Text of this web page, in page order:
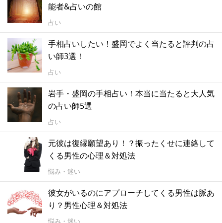
能者&占いの館
占い
手相占いしたい！盛岡でよく当たると評判の占
い師3選！
占い
岩手・盛岡の手相占い！本当に当たると大人気
の占い師5選
占い
元彼は復縁願望あり！？振ったくせに連絡して
くる男性の心理＆対処法
悩み・迷い
彼女がいるのにアプローチしてくる男性は脈あ
り？男性心理＆対処法
悩み・迷い